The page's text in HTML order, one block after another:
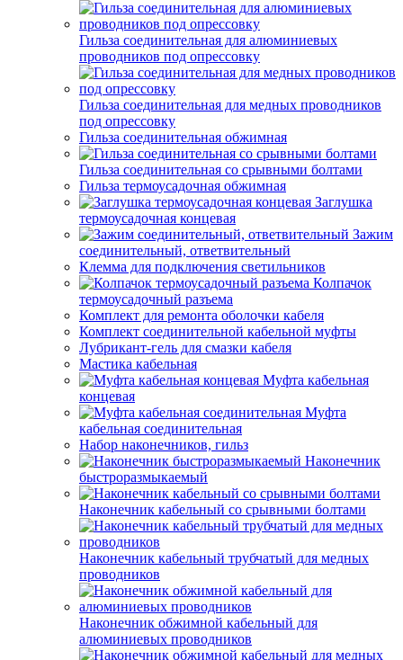
Гильза соединительная для алюминиевых
проводников под опрессовку
Гильза соединительная для медных проводников
под опрессовку
Гильза соединительная обжимная
Гильза соединительная со срывными болтами
Гильза термоусадочная обжимная
Заглушка
термоусадочная концевая
Зажим
соединительный, ответвительный
Клемма для подключения светильников
Колпачок
термоусадочный разъема
Комплект для ремонта оболочки кабеля
Комплект соединительной кабельной муфты
Лубрикант-гель для смазки кабеля
Мастика кабельная
Муфта кабельная
концевая
Муфта
кабельная соединительная
Набор наконечников, гильз
Наконечник
быстроразмыкаемый
Наконечник кабельный со срывными болтами
Наконечник кабельный трубчатый для медных
проводников
Наконечник обжимной кабельный для
алюминиевых проводников